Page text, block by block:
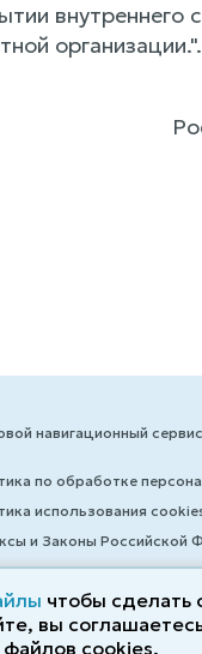
внутреннего
организации.".
навигационный
по обработке
использования
и Законы Российской
чтобы сделать
вы
cооkies.